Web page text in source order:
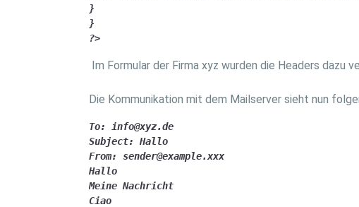
}
}
?>
Im Formular der Firma xyz wurden die Headers dazu
Die Kommunikation mit dem Mailserver sieht nun
To: info@xyz.de
Subject: Hallo
From: sender@example.xxx
Hallo
Meine Nachricht
Ciao